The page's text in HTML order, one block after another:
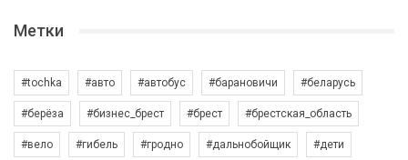
Метки
#tochka #авто #автобус #барановичи #беларусь
#берёза #бизнес_брест #брест #брестская_область
#вело #гибель #гродно #дальнобойщик #дети